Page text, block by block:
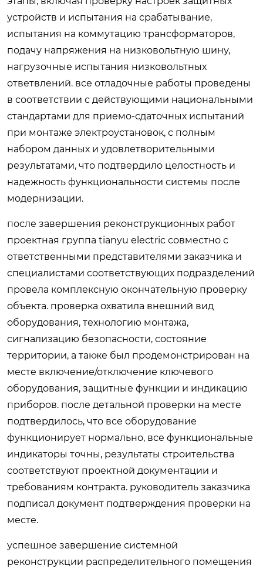
устройств и испытания на срабатывание,
испытания на коммутацию трансформаторов,
подачу напряжения на низковольтную шину,
нагрузочные испытания низковольтных
ответвлений. все отладочные работы проведены
в соответствии с действующими национальными
стандартами для приемо-сдаточных испытаний
при монтаже электроустановок, с полным
набором данных и удовлетворительными
результатами, что подтвердило целостность и
надежность функциональности системы после
модернизации.
после завершения реконструкционных работ
проектная группа tianyu electric совместно с
ответственными представителями заказчика и
специалистами соответствующих подразделений
провела комплексную окончательную проверку
объекта. проверка охватила внешний вид
оборудования, технологию монтажа,
сигнализацию безопасности, состояние
территории, а также был продемонстрирован на
месте включение/отключение ключевого
оборудования, защитные функции и индикацию
приборов. после детальной проверки на месте
подтвердилось, что все оборудование
функционирует нормально, все функциональные
индикаторы точны, результаты строительства
соответствуют проектной документации и
требованиям контракта. руководитель заказчика
подписал документ подтверждения проверки на
месте.
успешное завершение системной
реконструкции распределительного помещения